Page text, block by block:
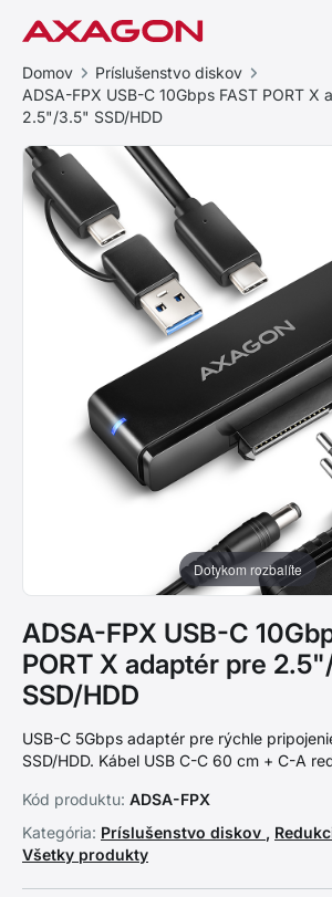
Domov
Príslušenstvo diskov
ADSA-FPX USB-C 10Gbps FAST PORT X
2.5"/3.5" SSD/HDD
Dotykom rozbalíte
ADSA-FPX USB-C
PORT X adaptér pre
SSD/HDD
USB-C 5Gbps adaptér pre rýchle
SSD/HDD. Kábel USB C-C 60 cm + C-A
Kód produktu: ADSA-FPX
Kategória: Príslušenstvo diskov ,
Všetky produkty